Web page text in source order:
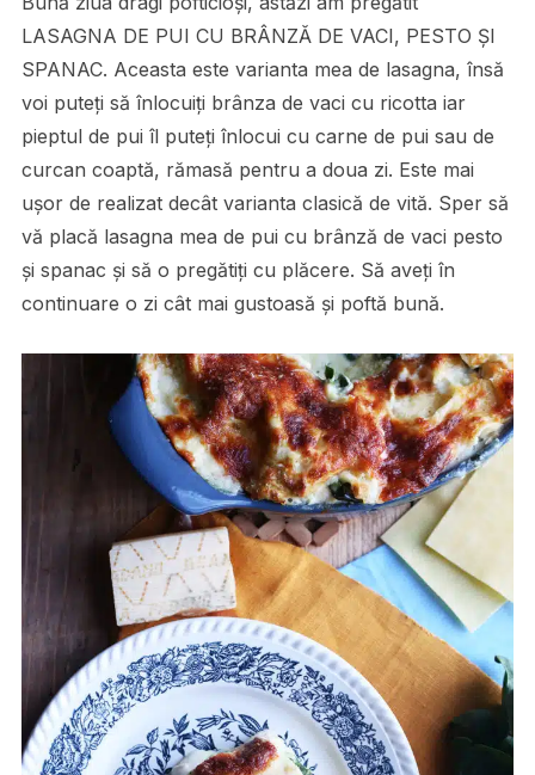
LASAGNA DE PUI CU BRÂNZĂ DE VACI, PESTO ȘI
SPANAC. Aceasta este varianta mea de lasagna, însă
voi puteți să înlocuiți brânza de vaci cu ricotta iar
pieptul de pui îl puteți înlocui cu carne de pui sau de
curcan coaptă, rămasă pentru a doua zi. Este mai
ușor de realizat decât varianta clasică de vită. Sper să
vă placă lasagna mea de pui cu brânză de vaci pesto
și spanac și să o pregătiți cu plăcere. Să aveți în
continuare o zi cât mai gustoasă și poftă bună.